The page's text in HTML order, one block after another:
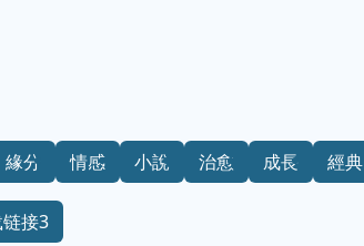
緣分 情感 小說 治愈 成長 經典
接3